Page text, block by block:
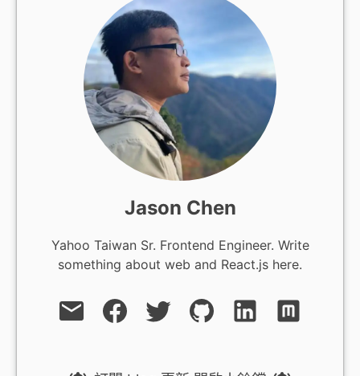
Jason Chen
Yahoo Taiwan Sr. Frontend Engineer. Write
something about web and React.js here.